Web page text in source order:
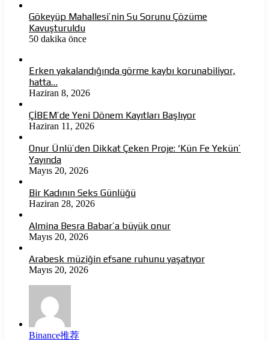
Gökeyüp Mahallesi’nin Su Sorunu Çözüme
Kavuşturuldu
50 dakika önce
Erken yakalandığında görme kaybı korunabiliyor,
hatta…
Haziran 8, 2026
ÇİBEM’de Yeni Dönem Kayıtları Başlıyor
Haziran 11, 2026
Onur Ünlü’den Dikkat Çeken Proje: ‘Kün Fe Yekün’
Yayında
Mayıs 20, 2026
Bir Kadının Seks Günlüğü
Haziran 28, 2026
Almina Besra Babar’a büyük onur
Mayıs 20, 2026
Arabesk müziğin efsane ruhunu yaşatıyor
Mayıs 20, 2026
Binance推荐